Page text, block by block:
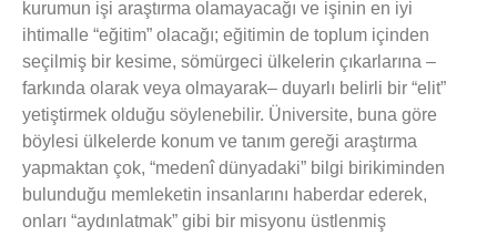
kurumun işi araştırma olamayacağı ve işinin en iyi
ihtimalle “eğitim” olacağı; eğitimin de toplum içinden
seçilmiş bir kesime, sömürgeci ülkelerin çıkarlarına –
farkında olarak veya olmayarak– duyarlı belirli bir “elit”
yetiştirmek olduğu söylenebilir. Üniversite, buna göre
böylesi ülkelerde konum ve tanım gereği araştırma
yapmaktan çok, “medenî dünyadaki” bilgi birikiminden
bulunduğu memleketin insanlarını haberdar ederek,
onları “aydınlatmak” gibi bir misyonu üstlenmiş